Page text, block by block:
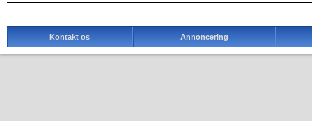
Kontakt os Annoncering